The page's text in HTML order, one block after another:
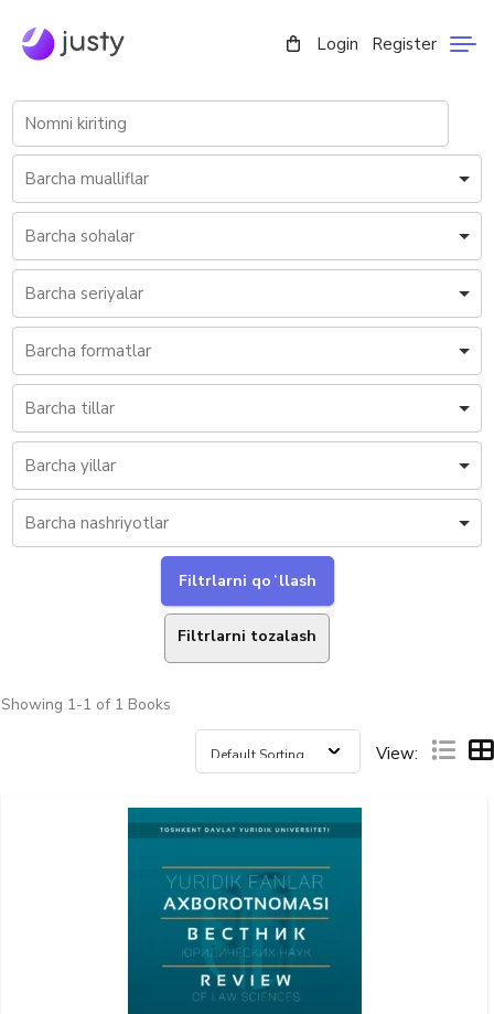
Login Register
Filtrlarni tozalash
Showing 1-1 of 1 Books
View: